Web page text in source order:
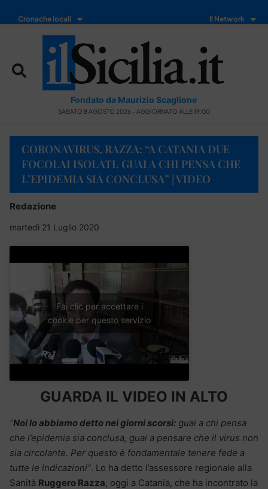
Cronache locali Il Network
Fondato da Maurizio Scaglione
SABATO 8 AGOSTO 2026 - AGGIORNATO ALLE 19:00
CORONAVIRUS, RAZZA: “A CATANIA DUE
FOCOLAI ISOLATI. GUAI A CHI PENSA CHE
L’EPIDEMIA SIA CONCLUSA” | VIDEO
Redazione
martedì 21 Luglio 2020
Fai clic per accettare i
cookie per questo servizio
GUARDA IL VIDEO IN ALTO
“Noi lo abbiamo detto nei giorni scorsi: guai a chi pensa
che l’epidemia sia conclusa, guai a pensare che il virus non
sia circolante. Per questo è fondamentale tenere fede a
tutte le indicazioni”. Lo ha detto l’assessore regionale alla
Sanità Ruggero Razza, oggi a Catania, che ha incontrato la